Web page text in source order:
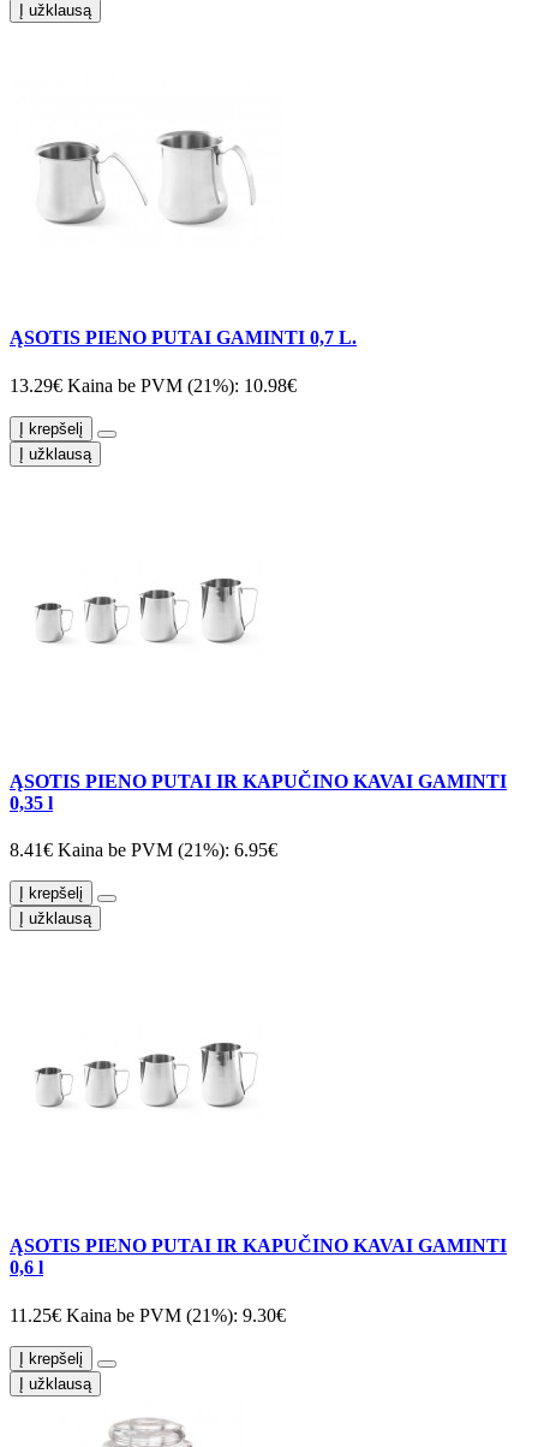
Į užklausą
ĄSOTIS PIENO PUTAI GAMINTI 0,7 L.
13.29€ Kaina be PVM (21%): 10.98€
Į krepšelį
Į užklausą
ĄSOTIS PIENO PUTAI IR KAPUČINO KAVAI GAMINTI
0,35 l
8.41€ Kaina be PVM (21%): 6.95€
Į krepšelį
Į užklausą
ĄSOTIS PIENO PUTAI IR KAPUČINO KAVAI GAMINTI
0,6 l
11.25€ Kaina be PVM (21%): 9.30€
Į krepšelį
Į užklausą